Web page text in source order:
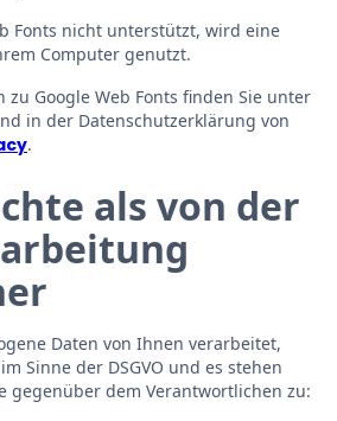
Fonts nicht unterstützt, wird eine
Computer genutzt.
Google Web Fonts finden Sie unter
in der Datenschutzerklärung von
.
als von der
Daten von Ihnen verarbeitet,
Sinne der DSGVO und es stehen
gegenüber dem Verantwortlichen zu: